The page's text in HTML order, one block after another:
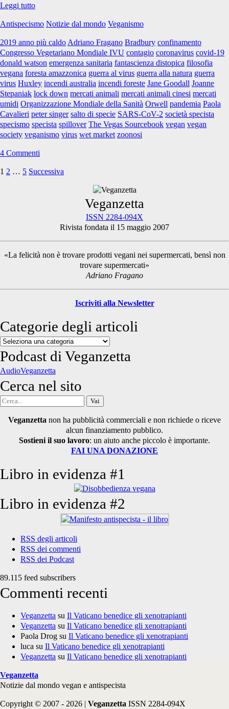
Leggi tuttoIl
ai
del
Coronavirus
Antispecismo Notizie dal mondo Veganismo
2019 anno più caldo Adriano Fragano Bradbury confinamento
Congresso Vegetariano Mondiale IVU contagio coronavirus covid-19
donald watson emergenza sanitaria fantascienza distopica filosofia
vegana foresta amazzonica guerra al virus guerra alla natura guerra
virus Huxley incendi australia incendi foreste Jane Goodall Joanne
Stepaniak lock down mercati animali mercati animali cinesi mercati
umidi Organizzazione Mondiale della Sanità Orwell pandemia Paola
Cavalieri peter singer salto di specie SARS-CoV-2 società specista
specismo specista spillover The Vegas Sourcebook vegan vegan
society veganismo virus wet market zoonosi
4 Commenti
Paginazione
1 2 … 5 Successiva
Sidebar
Veganzetta
ISSN 2284-094X
Rivista fondata il 15 maggio 2007
«La felicità non è trovare prodotti vegani nei supermercati, bensì non
trovare supermercati»
Adriano Fragano
Iscriviti alla Newsletter
Categorie degli articoli
Categorie
degli
articoli
Podcast di Veganzetta
AudioVeganzetta
Cerca nel sito
Cerca
Veganzetta non ha pubblicità commerciali e non richiede o riceve
alcun finanziamento pubblico.
Sostieni il suo lavoro: un aiuto anche piccolo è importante.
FAI UNA DONAZIONE
Libro in evidenza #1
Libro in evidenza #2
RSS degli articoli
RSS dei commenti
RSS dei Podcast
89.115 feed subscribers
Commenti recenti
Veganzetta su Il Vaticano benedice gli xenotrapianti
Veganzetta su Il Vaticano benedice gli xenotrapianti
Paola Drog su Il Vaticano benedice gli xenotrapianti
luca su Il Vaticano benedice gli xenotrapianti
Veganzetta su Il Vaticano benedice gli xenotrapianti
Veganzetta
Notizie dal mondo vegan e antispecista
Copyright © 2007 - 2026 | Veganzetta ISSN 2284-094X